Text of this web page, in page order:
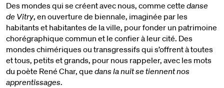
Des mondes qui se créent avec nous, comme cette danse
de Vitry, en ouverture de biennale, imaginée par les
habitants et habitantes de la ville, pour fonder un patrimoine
chorégraphique commun et le confier à leur cité. Des
mondes chimériques ou transgressifs qui s’offrent à toutes
et tous, petits et grands, pour nous rappeler, avec les mots
du poète René Char, que dans la nuit se tiennent nos
apprentissages.